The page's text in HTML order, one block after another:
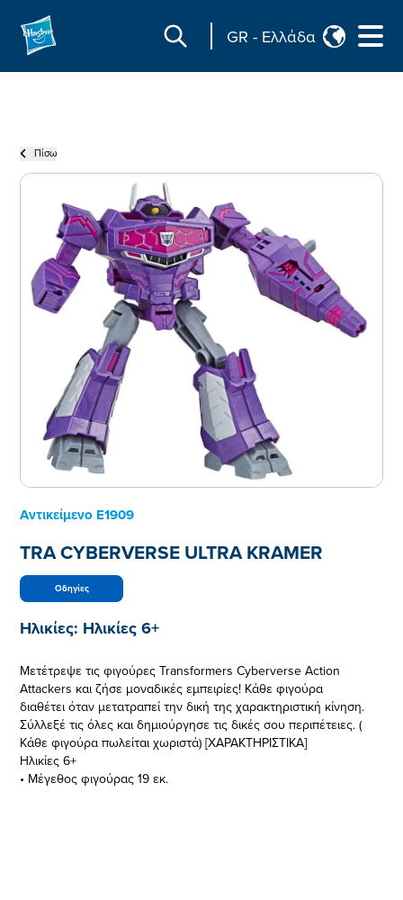
GR - Ελλάδα
Πίσω
Αντικείμενο E1909
TRA CYBERVERSE ULTRA KRAMER
Οδηγίες
Ηλικίες: Ηλικίες 6+
Μετέτρεψε τις φιγούρες Transformers Cyberverse Action
Attackers και ζήσε μοναδικές εμπειρίες! Κάθε φιγούρα
διαθέτει όταν μετατραπεί την δική της χαρακτηριστική κίνηση.
Σύλλεξέ τις όλες και δημιούργησε τις δικές σου περιπέτειες. (
Κάθε φιγούρα πωλείται χωριστά) [ΧΑΡΑΚΤΗΡΙΣΤΙΚΑ]
Ηλικίες 6+
• Μέγεθος φιγούρας 19 εκ.